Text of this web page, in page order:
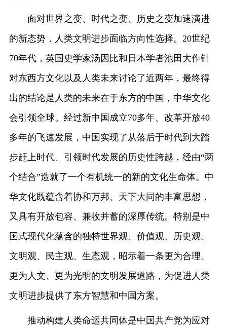
面对世界之变、时代之变、历史之变加速演进
的新态势，人类文明进步面临方向性选择。20世纪
70年代，英国史学家汤因比和日本学者池田大作针
对东西方文化以及人类未来讨论了近两年，最终得
出的结论是人类的未来在于东方的中国，中华文化
会引领全球。经过新中国成立70多年、改革开放40
多年的飞速发展，中国实现了从落后于时代到大踏
步赶上时代、引领时代发展的历史性跨越，经由“两
个结合”造就了一个有机统一的新的文化生命体。中
华文化既蕴含着协和万邦、天下大同的丰富思想，
又具有开放包容、兼收并蓄的深厚传统。特别是中
国式现代化蕴含的独特世界观、价值观、历史观、
文明观、民主观、生态观，昭示着一条更为合理、
更为人文、更为光明的文明发展道路，为促进人类
文明进步提供了东方智慧和中国方案。
推动构建人类命运共同体是中国共产党为应对